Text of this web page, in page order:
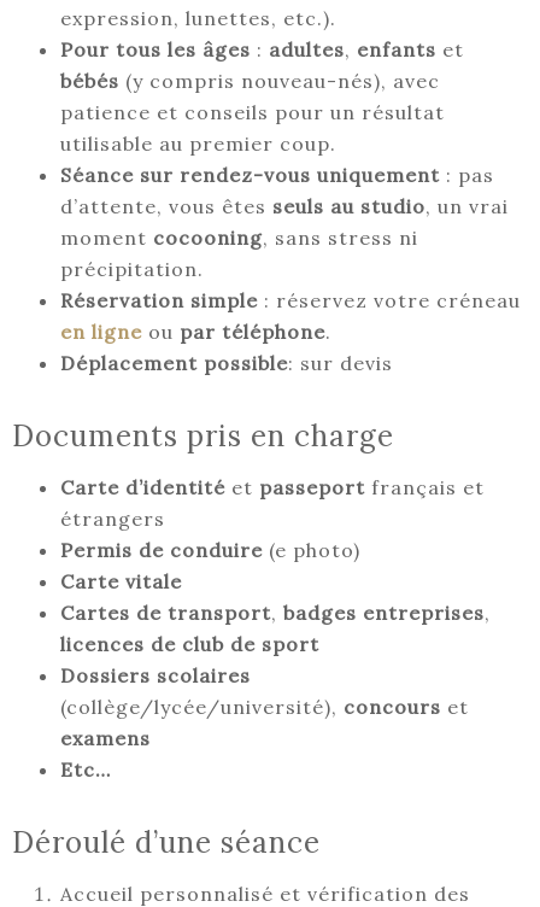
expression, lunettes, etc.).
Pour tous les âges : adultes, enfants et
bébés (y compris nouveau-nés), avec
patience et conseils pour un résultat
utilisable au premier coup.
Séance sur rendez-vous uniquement : pas
d’attente, vous êtes seuls au studio, un vrai
moment cocooning, sans stress ni
précipitation.
Réservation simple : réservez votre créneau
en ligne ou par téléphone.
Déplacement possible: sur devis
Documents pris en charge
Carte d’identité et passeport français et
étrangers
Permis de conduire (e photo)
Carte vitale
Cartes de transport, badges entreprises,
licences de club de sport
Dossiers scolaires
(collège/lycée/université), concours et
examens
Etc…
Déroulé d’une séance
Accueil personnalisé et vérification des